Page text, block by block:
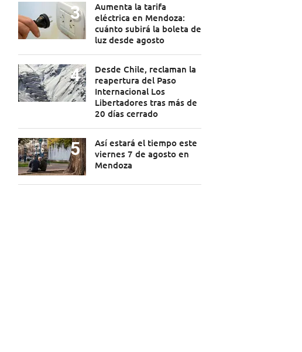
Aumenta la tarifa
eléctrica en Mendoza:
cuánto subirá la boleta de
luz desde agosto
Desde Chile, reclaman la
reapertura del Paso
Internacional Los
Libertadores tras más de
20 días cerrado
Así estará el tiempo este
viernes 7 de agosto en
Mendoza